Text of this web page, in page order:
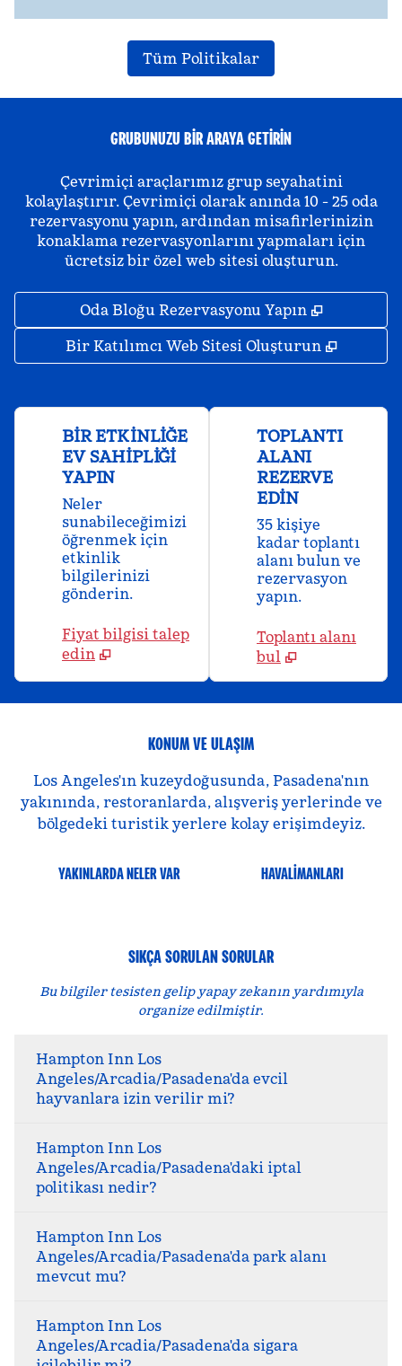
Tüm Politikalar
GRUBUNUZU BIR ARAYA GETIRIN
Çevrimiçi araçlarımız grup seyahatini
kolaylaştırır. Çevrimiçi olarak anında 10 - 25 oda
rezervasyonu yapın, ardından misafirlerinizin
konaklama rezervasyonlarını yapmaları için
ücretsiz bir özel web sitesi oluşturun.
Oda Bloğu Rezervasyonu Yapın ,
Bir Katılımcı Web Sitesi Oluşturun ,
BIR ETKINLIĞE
EV SAHIPLIĞI
YAPIN
Neler
sunabileceğimizi
öğrenmek için
etkinlik
bilgilerinizi
gönderin.
Fiyat bilgisi talep
edin
TOPLANTI
ALANI
REZERVE
EDIN
35 kişiye
kadar toplantı
alanı bulun ve
rezervasyon
yapın.
Toplantı alanı
bul
KONUM VE ULAŞIM
Los Angeles'ın kuzeydoğusunda, Pasadena'nın
yakınında, restoranlarda, alışveriş yerlerinde ve
bölgedeki turistik yerlere kolay erişimdeyiz.
YAKINLARDA NELER VAR HAVALIMANLARI
SIKÇA SORULAN SORULAR
Bu bilgiler tesisten gelip yapay zekanın yardımıyla
organize edilmiştir.
Hampton Inn Los
Angeles/Arcadia/Pasadena'da evcil
hayvanlara izin verilir mi?
Hampton Inn Los
Angeles/Arcadia/Pasadena'daki iptal
politikası nedir?
Hampton Inn Los
Angeles/Arcadia/Pasadena'da park alanı
mevcut mu?
Hampton Inn Los
Angeles/Arcadia/Pasadena'da sigara